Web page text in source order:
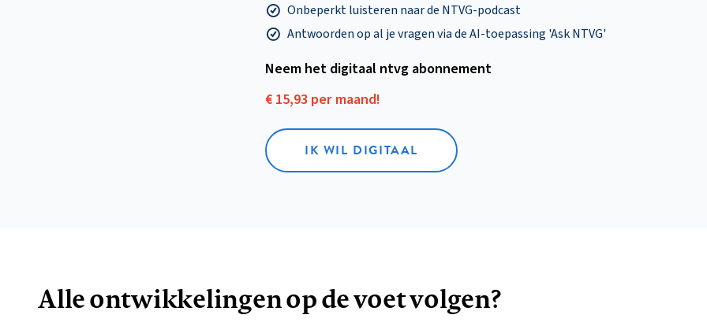
Onbeperkt luisteren naar de NTVG-podcast
Antwoorden op al je vragen via de AI-toepassing 'Ask NTVG'
Neem het digitaal ntvg abonnement
€ 15,93 per maand!
IK WIL DIGITAAL
Alle ontwikkelingen op de voet volgen?